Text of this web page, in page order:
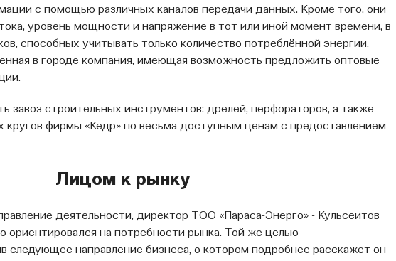
с помощью различных каналов передачи данных. Кроме того, они
уровень мощности и напряжение в тот или иной момент времени, в
способных учитывать только количество потреблённой энергии.
в городе компания, имеющая возможность предложить оптовые
завоз строительных инструментов: дрелей, перфораторов, а также
кругов фирмы «Кедр» по весьма доступным ценам с предоставлением
Лицом к рынку
деятельности, директор ТОО «Параса-Энерго» - Кульсеитов
ориентировался на потребности рынка. Той же целью
следующее направление бизнеса, о котором подробнее расскажет он